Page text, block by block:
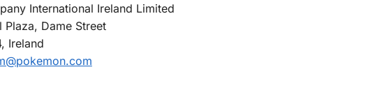
International Ireland Limited
Dame Street
Ireland